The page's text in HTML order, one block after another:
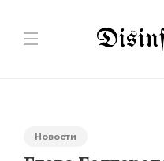
Новости